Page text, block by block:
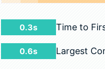
0.3s Time to
0.6s Largest